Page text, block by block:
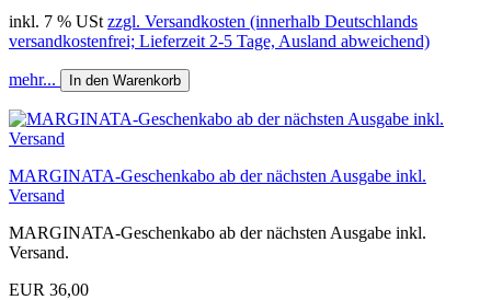
inkl. 7 % USt zzgl. Versandkosten (innerhalb Deutschlands
versandkostenfrei; Lieferzeit 2-5 Tage, Ausland abweichend)
mehr... In den Warenkorb
MARGINATA-Geschenkabo ab der nächsten Ausgabe inkl.
Versand
MARGINATA-Geschenkabo ab der nächsten Ausgabe inkl.
Versand.
EUR 36,00